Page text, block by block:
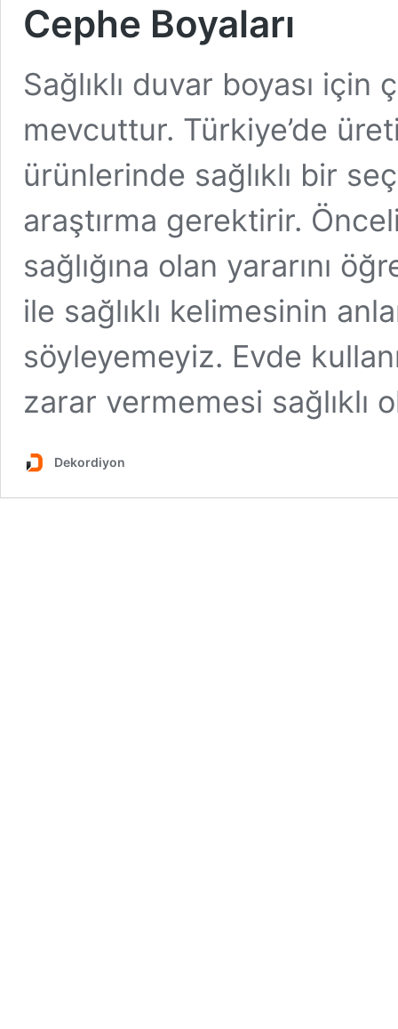
Cephe Boyaları
Sağlıklı duvar boyası
mevcuttur. Türkiye’de
ürünlerinde sağlıklı bir
araştırma gerektirir.
sağlığına olan yararını
ile sağlıklı kelimesinin
söyleyemeyiz. Evde
zarar vermemesi sağlıklı
Dekordiyon